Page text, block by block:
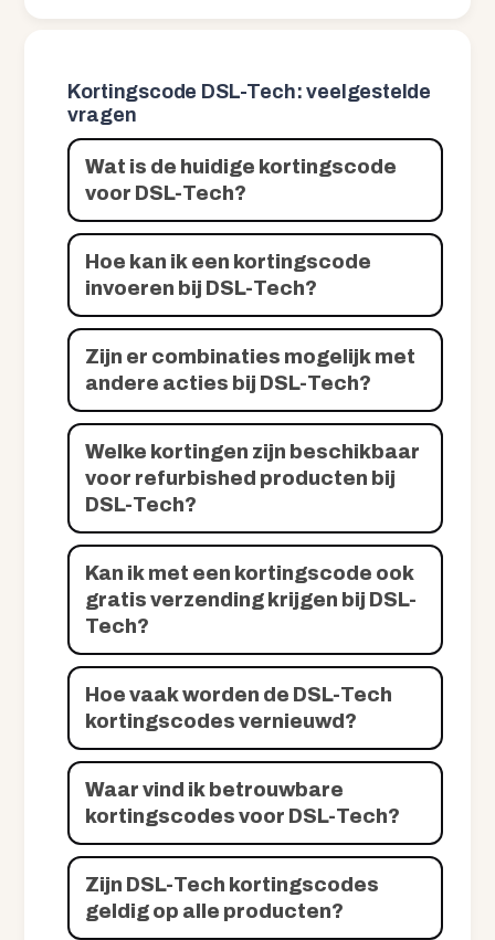
Kortingscode DSL-Tech: veelgestelde
vragen
Wat is de huidige kortingscode
voor DSL-Tech?
Hoe kan ik een kortingscode
invoeren bij DSL-Tech?
Zijn er combinaties mogelijk met
andere acties bij DSL-Tech?
Welke kortingen zijn beschikbaar
voor refurbished producten bij
DSL-Tech?
Kan ik met een kortingscode ook
gratis verzending krijgen bij DSL-
Tech?
Hoe vaak worden de DSL-Tech
kortingscodes vernieuwd?
Waar vind ik betrouwbare
kortingscodes voor DSL-Tech?
Zijn DSL-Tech kortingscodes
geldig op alle producten?